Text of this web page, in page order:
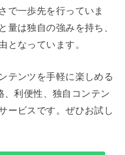
で一歩先を行っていま
量は独自の強みを持ち、
となっています。
テンツを手軽に楽しめる
利便性、独自コンテン
ービスです。ぜひお試し